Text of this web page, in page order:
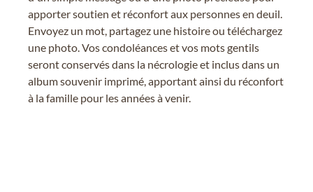
apporter soutien et réconfort aux personnes en deuil.
Envoyez un mot, partagez une histoire ou téléchargez
une photo. Vos condoléances et vos mots gentils
seront conservés dans la nécrologie et inclus dans un
album souvenir imprimé, apportant ainsi du réconfort
à la famille pour les années à venir.